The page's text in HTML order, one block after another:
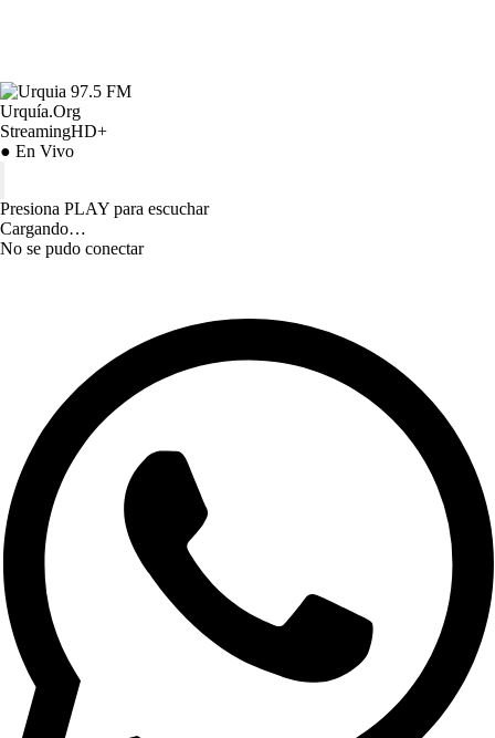
Urquía.Org
StreamingHD+
● En Vivo
Presiona PLAY para escuchar
Cargando…
No se pudo conectar